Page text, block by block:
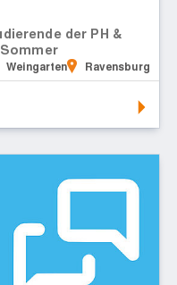
der PH &
Ravensburg
Weingarten